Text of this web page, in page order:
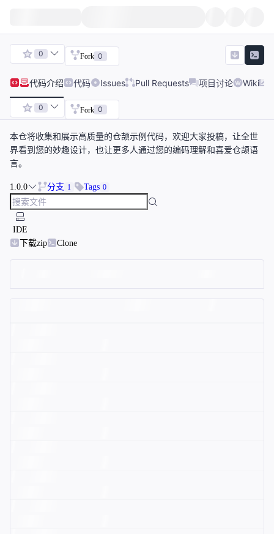
0 Fork 0
代码介绍 代码 Issues Pull Requests 项目讨论 Wiki
0 Fork 0
本仓将收集和展示高质量的仓颉示例代码，欢迎大家投稿，让全世
界看到您的妙趣设计，也让更多人通过您的编码理解和喜爱仓颉语
言。
1.0.0 分支 1 Tags 0
IDE
下载zip
Clone